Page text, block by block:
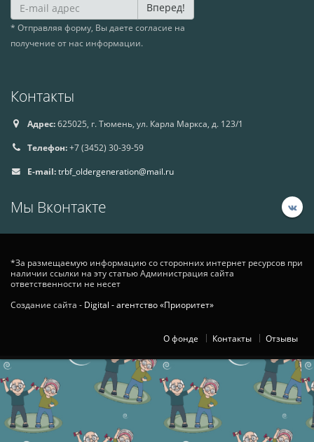
Вперед!
* Отправляя форму, Вы даете согласие на
получение от нас информации.
Контакты
Адрес:625025, г. Тюмень, ул. Карла Маркса, д. 123/1
Телефон:+7 (3452) 30-39-59
E-mail:trbf_oldergeneration@mail.ru
Мы Вконтакте
*За размещаемую информацию со сторонних интернет ресурсов при
наличии ссылки на эту статью Администрация сайта
ответственности не несет
Создание сайта - Digital - агентство «Приоритет»
О фонде Контакты Отзывы